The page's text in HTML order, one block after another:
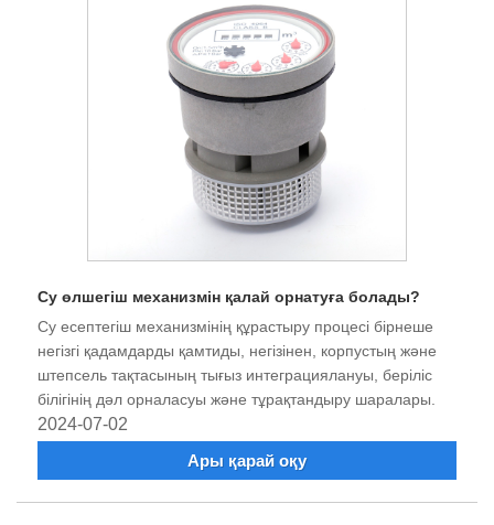
Су өлшегіш механизмін қалай орнатуға болады?
Су есептегіш механизмінің құрастыру процесі бірнеше
негізгі қадамдарды қамтиды, негізінен, корпустың және
штепсель тақтасының тығыз интеграциялануы, беріліс
білігінің дәл орналасуы және тұрақтандыру шаралары.
2024-07-02
Ары қарай оқу